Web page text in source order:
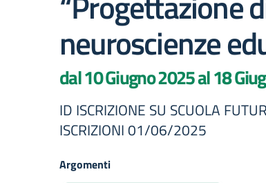
neuroscienze
dal 10 Giugno 2025 al 18
ID ISCRIZIONE SU SCUOLA
ISCRIZIONI 01/06/2025
Argomenti